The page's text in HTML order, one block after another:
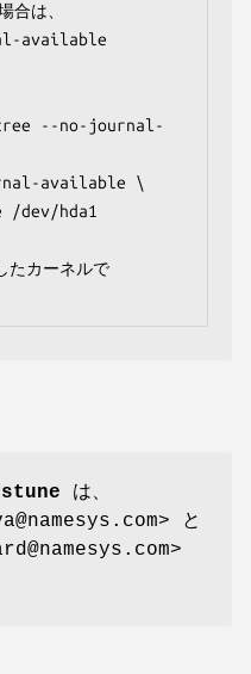
合は、
available
--no-journal-
available \
たカーネルで
は、
と